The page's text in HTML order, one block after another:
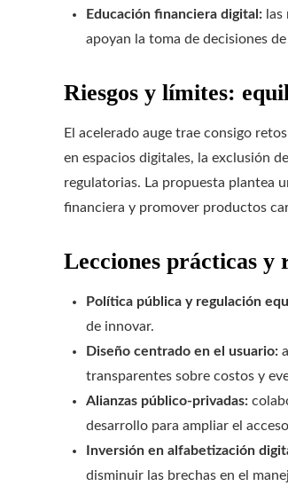
Educación financiera digital:
apoyan la toma de decisiones
Riesgos y límites:
El acelerado auge trae consigo
en espacios digitales, la exclusión
regulatorias. La propuesta plantea
financiera y promover productos
Lecciones prácticas y
Política pública y regulación
de innovar.
Diseño centrado en el usuario:
transparentes sobre costos y
Alianzas público-privadas:
desarrollo para ampliar el
Inversión en alfabetización
disminuir las brechas en el